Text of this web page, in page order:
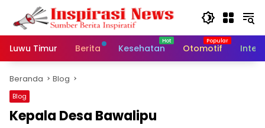
Langsung
konten
Luwu Timur
Berita Kesehatan Otomotif
Beranda Blog
Blog
Kepala Desa Bawalipu